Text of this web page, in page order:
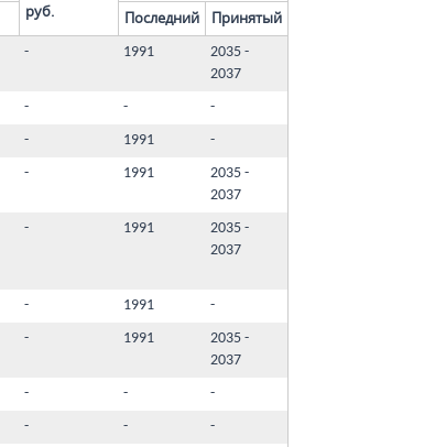
руб.
Последний Принятый
- 1991
2035 -
2037
- -
-
- 1991
-
- 1991
2035 -
2037
- 1991
2035 -
2037
- 1991
-
- 1991
2035 -
2037
- -
-
- -
-